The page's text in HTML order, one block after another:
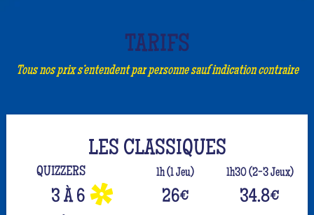
TARIFS
Tous nos prix s’entendent par personne sauf indication contraire
LES CLASSIQUES
QUIZZERS 1h (1 Jeu) 1h30 (2-3 Jeux)
3 À 6 26€ 34.8€